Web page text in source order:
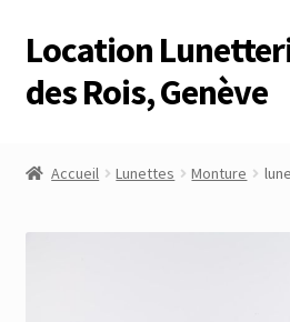
Aller
à
la
Aller
au
contenu
Location
des Rois, Genève
Accueil Lunettes Monture